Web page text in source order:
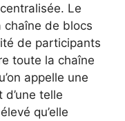
Le
chaîne de blocs
de participants
toute la chaîne
appelle une
telle
qu’elle